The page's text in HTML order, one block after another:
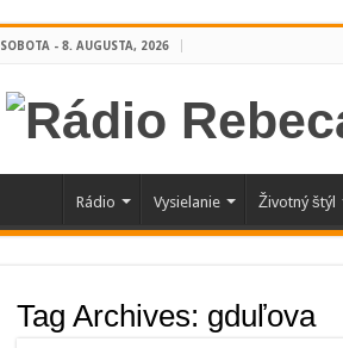
SOBOTA - 8. AUGUSTA, 2026
Rádio Vysielanie Životný štýl
Tag Archives: gduľova